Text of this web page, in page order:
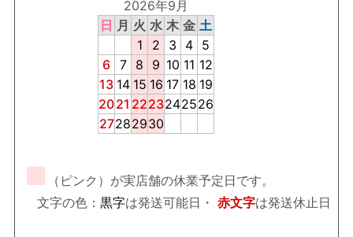
2026年9月
日 月 火 水 木 金 土
1
2 3 4 5
6 7 8 9 10 11 12
13 14 15 16 17 18 19
2021 2223242526
27282930
■
（ピンク）が実店舗の休業予定日です。
文字の色： 黒字は発送可能日・ 赤文字は発送休止日